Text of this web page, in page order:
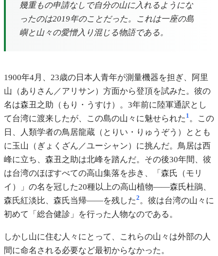
幾重もの申請なしで自分の山に入れるようにな
ったのは2019年のことだった。これは一座の島
嶼と山々の愛憎入り混じる物語である。
1900年4月、23歳の日本人青年が測量機器を担ぎ、阿里
山（ありさん／アリサン）方面から登頂を試みた。彼の
名は森丑之助（もり・うすけ）。3年前に陸軍通訳とし
て台湾に渡来したが、この島の山々に魅せられた 1。この
日、人類学者の鳥居龍蔵（とりい・りゅうぞう）ととも
に玉山（ぎょくざん／ユーシャン）に挑んだ。鳥居は西
峰に立ち、森丑之助は北峰を踏んだ。その後30年間、彼
は台湾のほぼすべての高山集落を歩き、「森氏（モリ
イ）」の名を冠した20種以上の高山植物――森氏杜鵑、
森氏紅淡比、森氏当帰――を残した2。彼は台湾の山々に
初めて「総合健診」を行った人物なのである。
しかし山に住む人々にとって、これらの山々は外部の人
間に命名される必要など最初からなかった。